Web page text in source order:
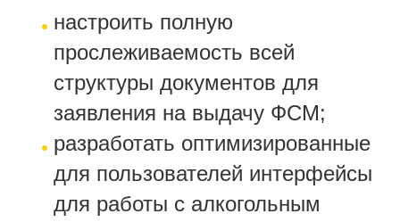
настроить полную
прослеживаемость всей
структуры документов для
заявления на выдачу ФСМ;
разработать оптимизированные
для пользователей интерфейсы
для работы с алкогольным